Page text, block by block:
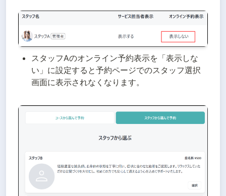
スタッフAのオンライン予約表示を「表示しな
い」に設定すると予約ページでのスタッフ選択
画面に表示されなくなります。